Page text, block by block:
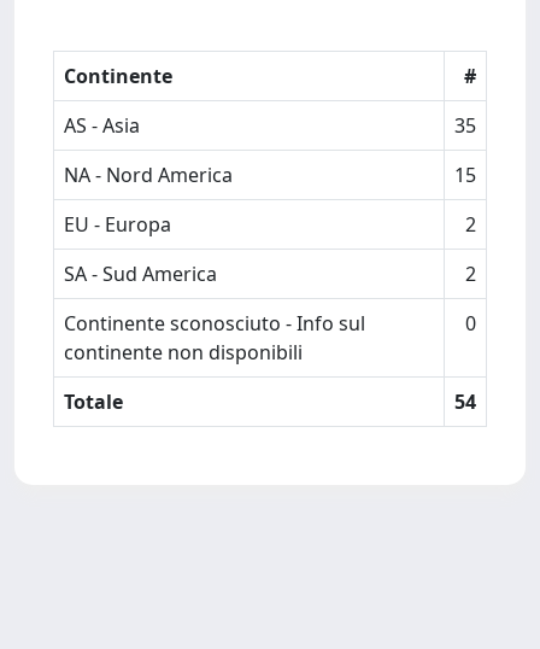
Continente
#
AS - Asia
35
NA - Nord America
15
EU - Europa
2
SA - Sud America
2
Continente sconosciuto - Info sul
continente non disponibili
0
Totale 54